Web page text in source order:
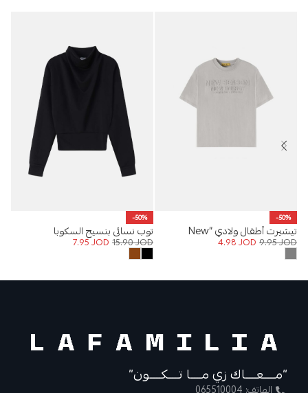
-50%
تيشيرت أطفال ولادي “New
Season New Energy”
9.95JOD
4.98JOD
-50%
توب نسائي بنسيج السكوبا
15.90JOD
7.95JOD
“مــــعــــاك زي مــــا تــــكــــون”